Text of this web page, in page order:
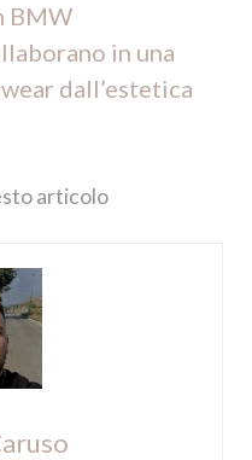
BMW
in una
dall’estetica
articolo